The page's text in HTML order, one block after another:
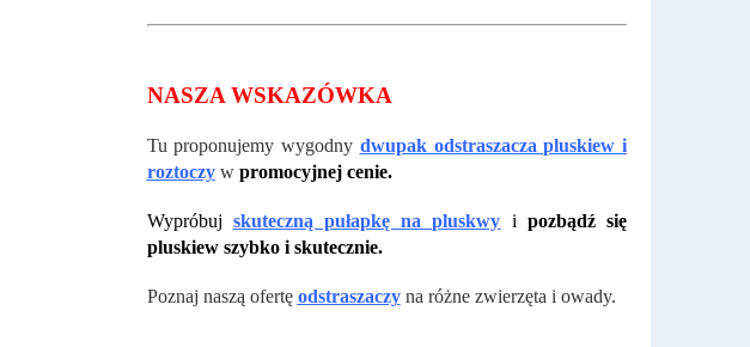
NASZA WSKAZÓWKA
Tu proponujemy wygodny dwupak odstraszacza pluskiew i
roztoczyw promocyjnej cenie.
Wypróbuj skuteczną pułapkę na pluskwy ipozbądź się
pluskiew szybko i skutecznie.
Poznaj naszą ofertę odstraszaczyna różne zwierzęta i owady.